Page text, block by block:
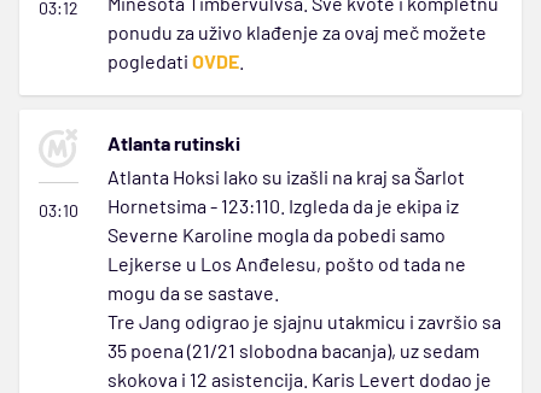
03:12
ponudu za uživo klađenje za ovaj meč možete
pogledati OVDE
03:10
Atlanta rutinski
Atlanta Hoksi lako su izašli na kraj sa Šarlot
Hornetsima - 123:110. Izgleda da je ekipa iz
Severne Karoline mogla da pobedi samo
Lejkerse u Los Anđelesu, pošto od tada ne
mogu da se sastave.
Tre Jang odigrao je sjajnu utakmicu i završio sa
35 poena (21/21 slobodna bacanja), uz sedam
skokova i 12 asistencija. Karis Levert dodao je